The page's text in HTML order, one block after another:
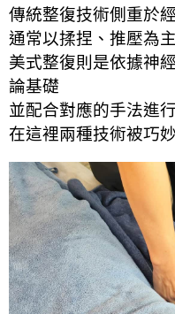
傳統整復技術側重於
通常以揉捏、推壓為主
美式整復則是依據神
論基礎
並配合對應的手法進
在這裡兩種技術被巧